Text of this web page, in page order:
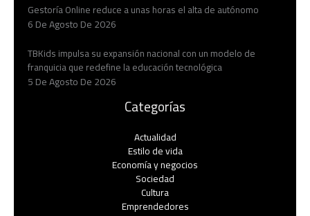
Gestoría Online reduce a unas horas el alta de autónomo
6 De Agosto De 2026
TBKids impulsa su expansión nacional con un modelo de
franquicia que redefine la educación tecnológica
5 De Agosto De 2026
Categorías
Actualidad
Estilo de vida
Economía y negocios​
Sociedad
Cultura
Emprendedores